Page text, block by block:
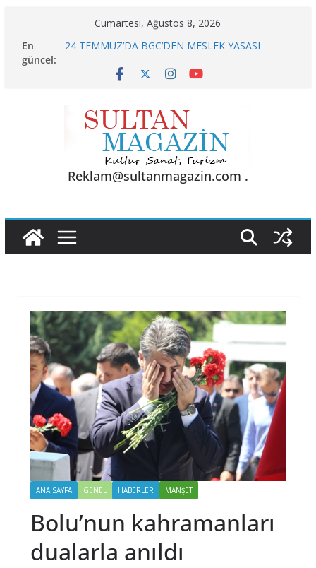
content
Cumartesi, Ağustos 8, 2026
En
güncel:
24 TEMMUZ’DA BGC’DEN MESLEK YASASI
KELİMELER YETMEZ
BU KALP
AKGÜL: “BOLU, KRİZLERLE DEĞİL HİZMETLE
YÖNETİLMEYİ HAK EDİYOR”
Reklam@sultanmagazin.com .
ANA SAYFA GENEL HABERLER MANŞET
Bolu’nun kahramanları
dualarla anıldı